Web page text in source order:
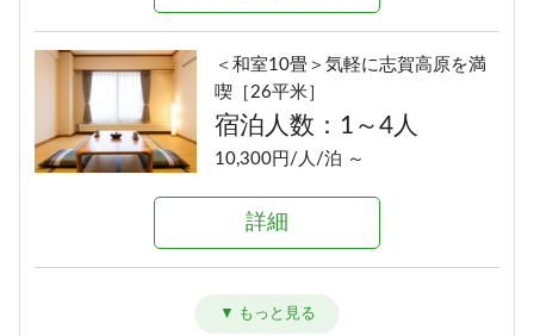
■デラックス和洋室■ゲレンデビュ
ー［洗い場付バス／54平米］
宿泊人数：2～6人
14,170円/人/泊 ～
詳細
＜和室10畳＞気軽に志賀高原を満
喫［26平米］
宿泊人数：1～4人
10,300円/人/泊 ～
詳細